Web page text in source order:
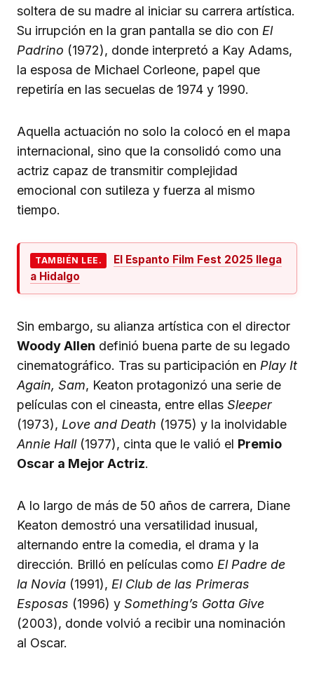
soltera de su madre al iniciar su carrera artística.
Su irrupción en la gran pantalla se dio con El
Padrino (1972), donde interpretó a Kay Adams,
la esposa de Michael Corleone, papel que
repetiría en las secuelas de 1974 y 1990.
Aquella actuación no solo la colocó en el mapa
internacional, sino que la consolidó como una
actriz capaz de transmitir complejidad
emocional con sutileza y fuerza al mismo
tiempo.
TAMBIÉN LEE.
El Espanto Film Fest 2025 llega
a Hidalgo
Sin embargo, su alianza artística con el director
Woody Allen definió buena parte de su legado
cinematográfico. Tras su participación en Play It
Again, Sam, Keaton protagonizó una serie de
películas con el cineasta, entre ellas Sleeper
(1973), Love and Death (1975) y la inolvidable
Annie Hall(1977), cinta que le valió el Premio
Oscar a Mejor Actriz.
A lo largo de más de 50 años de carrera, Diane
Keaton demostró una versatilidad inusual,
alternando entre la comedia, el drama y la
dirección. Brilló en películas como El Padre de
la Novia (1991), El Club de las Primeras
Esposas (1996) y Something’s Gotta Give
(2003), donde volvió a recibir una nominación
al Oscar.